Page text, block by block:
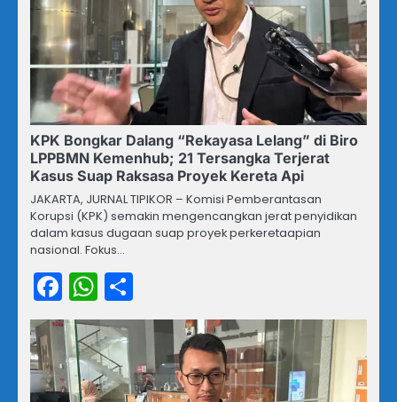
KPK Bongkar Dalang “Rekayasa Lelang” di Biro
LPPBMN Kemenhub; 21 Tersangka Terjerat
Kasus Suap Raksasa Proyek Kereta Api
JAKARTA, JURNAL TIPIKOR – Komisi Pemberantasan
Korupsi (KPK) semakin mengencangkan jerat penyidikan
dalam kasus dugaan suap proyek perkeretaapian
nasional. Fokus…
Facebook
WhatsApp